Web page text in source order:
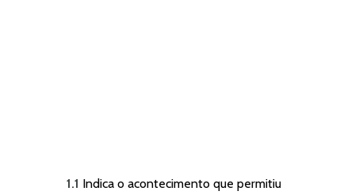
1.1 Indica o acontecimento que permitiu